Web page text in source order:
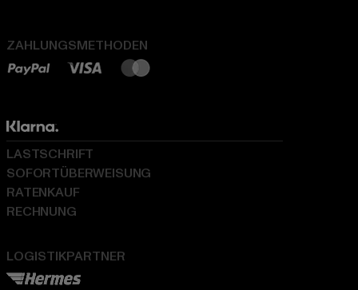
ZAHLUNGSMETHODEN
LOGISTIKPARTNER
LASTSCHRIFT
SOFORTÜBERWEISUNG
RATENKAUF
RECHNUNG